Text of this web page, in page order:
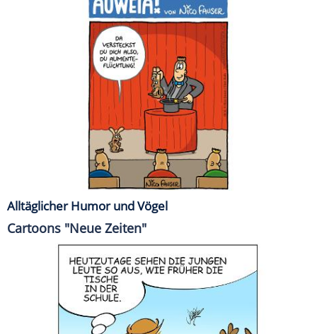
Alltäglicher Humor und Vögel
Cartoons "Neue Zeiten"